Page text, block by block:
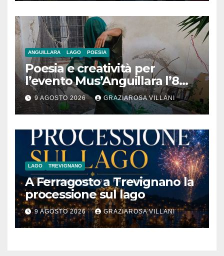
ANGUILLARA LAGO POESIA
Poesia e creatività per
l’evento Mus’Anguillara l’8
agosto 2026 al Museo
Contadino
9 AGOSTO 2026 GRAZIAROSA VILLANI
LAGO TREVIGNANO
A Ferragosto a Trevignano la
processione sul lago
9 AGOSTO 2026 GRAZIAROSA VILLANI